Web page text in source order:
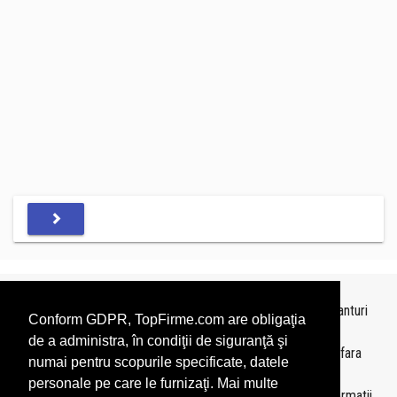
Conform GDPR, TopFirme.com are obligaţia
de a administra, în condiţii de siguranţă şi
numai pentru scopurile specificate, datele
personale pe care le furnizaţi. Mai multe
Topurile sunt realizate deTopFirme
pe baza ultimelor bilanturi
depuse si au scop informativ.
Este interzisa folosirea topurilor fara acordul TopFirme si fara
precizarea sursei.